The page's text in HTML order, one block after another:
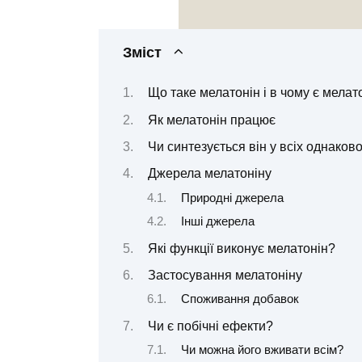
Зміст
Що таке мелатонін і в чому є
Як мелатонін працює
Чи синтезується він у всіх
Джерела мелатоніну
Природні джерела
Інші джерела
Які функції виконує мелатонін?
Застосування мелатоніну
Споживання добавок
Чи є побічні ефекти?
Чи можна його вживати всім?